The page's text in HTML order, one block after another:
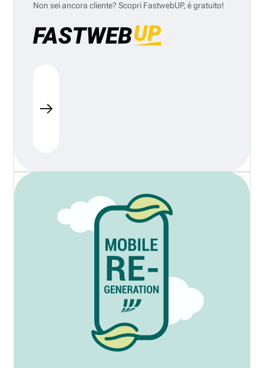
Non sei ancora cliente? Scopri FastwebUP, è gratuito!